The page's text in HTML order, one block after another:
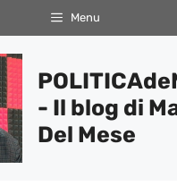
Menu
- Il blog di
Del Mese